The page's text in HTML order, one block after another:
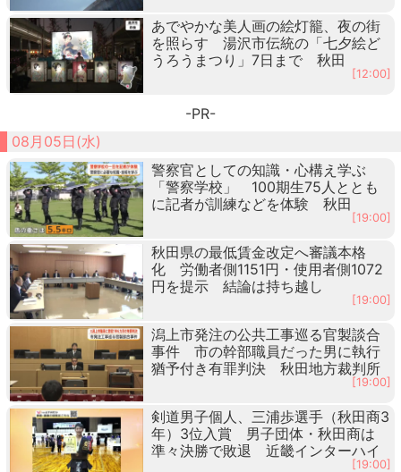
あでやかな美人画の絵灯籠、夜の街
を照らす 湯沢市伝統の「七夕絵ど
うろうまつり」7日まで 秋田
[12:00]
-PR-
08月05日(水)
警察官としての知識・心構え学ぶ
「警察学校」 100期生75人ととも
に記者が訓練などを体験 秋田
[19:00]
秋田県の最低賃金改定へ審議本格
化 労働者側1151円・使用者側1072
円を提示 結論は持ち越し
[19:00]
潟上市発注の公共工事巡る官製談合
事件 市の幹部職員だった男に執行
猶予付き有罪判決 秋田地方裁判所
[19:00]
剣道男子個人、三浦歩選手（秋田商3
年）3位入賞 男子団体・秋田商は
準々決勝で敗退 近畿インターハイ
[19:00]